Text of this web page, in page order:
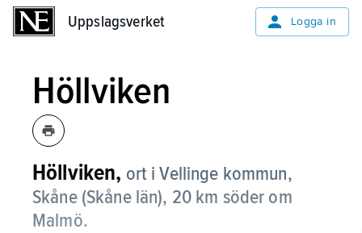
Uppslagsverket Logga in
Höllviken
Höllviken, ort i Vellinge kommun,
Skåne (Skåne län), 20 km söder om
Malmö.